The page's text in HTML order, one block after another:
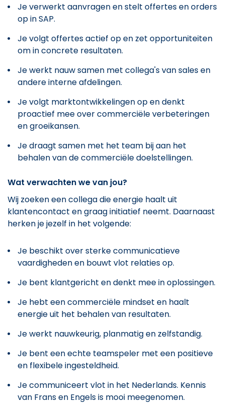
Je verwerkt aanvragen en stelt offertes en orders
op in SAP.
Je volgt offertes actief op en zet opportuniteiten
om in concrete resultaten.
Je werkt nauw samen met collega's van sales en
andere interne afdelingen.
Je volgt marktontwikkelingen op en denkt
proactief mee over commerciële verbeteringen
en groeikansen.
Je draagt samen met het team bij aan het
behalen van de commerciële doelstellingen.
Wat verwachten we van jou?
Wij zoeken een collega die energie haalt uit
klantencontact en graag initiatief neemt. Daarnaast
herken je jezelf in het volgende:
Je beschikt over sterke communicatieve
vaardigheden en bouwt vlot relaties op.
Je bent klantgericht en denkt mee in oplossingen.
Je hebt een commerciële mindset en haalt
energie uit het behalen van resultaten.
Je werkt nauwkeurig, planmatig en zelfstandig.
Je bent een echte teamspeler met een positieve
en flexibele ingesteldheid.
Je communiceert vlot in het Nederlands. Kennis
van Frans en Engels is mooi meegenomen.